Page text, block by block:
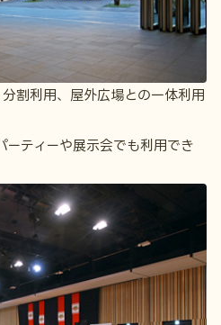
割利用、屋外広場との一体利用
ーティーや展示会でも利用でき